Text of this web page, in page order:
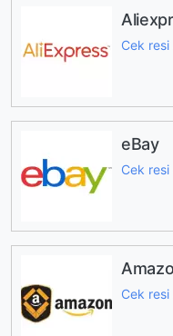
Cek
eBay
Cek resi
Cek resi